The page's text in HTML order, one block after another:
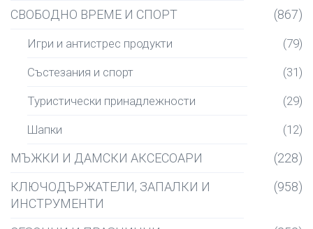
СВОБОДНО ВРЕМЕ И СПОРТ
(867)
Игри и антистрес продукти (79)
Състезания и спорт (31)
Туристически принадлежности (29)
Шапки (12)
МЪЖКИ И ДАМСКИ АКСЕСОАРИ
(228)
КЛЮЧОДЪРЖАТЕЛИ, ЗАПАЛКИ И
ИНСТРУМЕНТИ
(958)